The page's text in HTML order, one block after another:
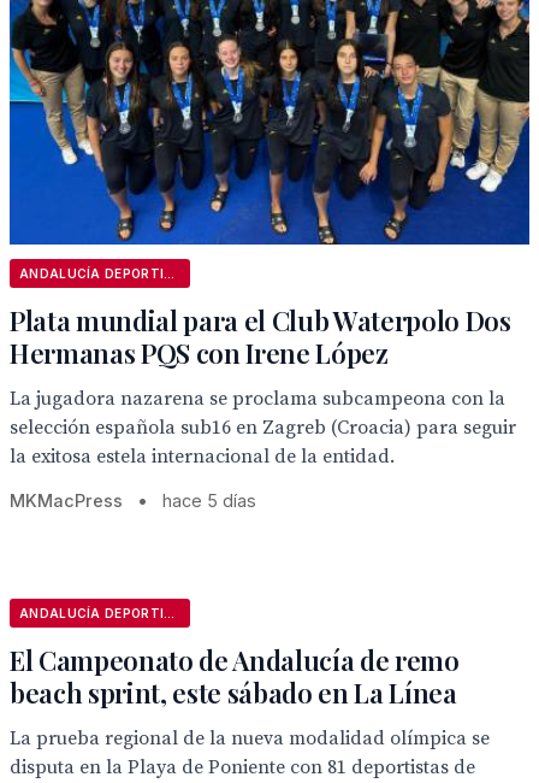
Plata mundial para el Club Waterpolo Dos
Hermanas PQS con Irene López
La jugadora nazarena se proclama subcampeona con la
selección española sub16 en Zagreb (Croacia) para seguir
la exitosa estela internacional de la entidad.
MKMacPress • hace 5 días
El Campeonato de Andalucía de remo
beach sprint, este sábado en La Línea
La prueba regional de la nueva modalidad olímpica se
disputa en la Playa de Poniente con 81 deportistas de